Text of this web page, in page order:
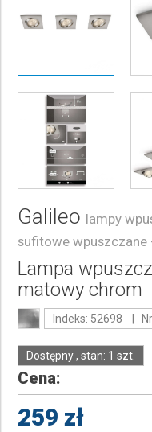
Galileo lampy
sufitowe wpuszczane
Lampa
matowy chrom
Indeks: 52698 |
Dostępny , stan: 1 szt.
Cena:
259 zł